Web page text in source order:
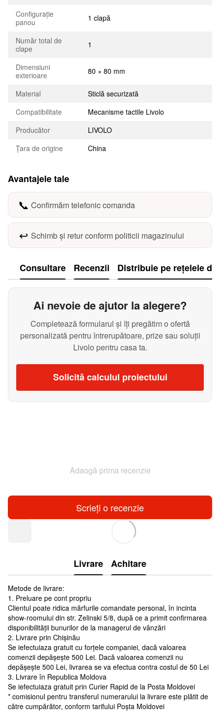
Configurație
panou
1 clapă
Număr total de
clape
1
Dimensiuni
exterioare
80 × 80 mm
Material
Sticlă securizată
Compatibilitate
Mecanisme tactile Livolo
Producător
LIVOLO
Țara de origine
China
Avantajele tale
📞 Confirmăm telefonic comanda
↩️ Schimb și retur conform politicii magazinului
Consultare Recenzii Distribuie pe rețelele
Ai nevoie de ajutor la alegere?
Completează formularul și îți pregătim o ofertă
personalizată pentru întrerupătoare, prize sau soluții
Livolo pentru casa ta.
Solicită calculul proiectului
Adaogă prima recenzie
Scrieți o recenzie
Livrare Achitare
Metode de livrare:
1. Preluare pe cont propriu
Clientul poate ridica mărfurile comandate personal, în incinta
show-roomului din str. Zelinski 5/8, după ce a primit confirmarea
disponibilității bunurilor de la managerul de vânzări
2. Livrare prin Chișinău
Se iefectuiaza gratuit cu forțele companiei, dacă valoarea
comenzii depășește 500 Lei. Dacă valoarea comenzii nu
depășește 500 Lei, livrarea se va efectua contra costul de 50 Lei
3. Livrare în Republica Moldova
Se iefectuiaza gratuit prin Curier Rapid de la Posta Moldovei
* comisionul pentru transferul numerarului la livrare este plătit de
către cumpărător, conform tarifului Poșta Moldovei